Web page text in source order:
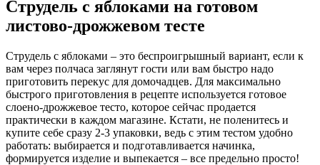
Струдель с яблоками на готовом
листово-дрожжевом тесте
Струдель с яблоками – это беспроигрышный вариант, если к
вам через полчаса заглянут гости или вам быстро надо
приготовить перекус для домочадцев. Для максимально
быстрого приготовления в рецепте используется готовое
слоено-дрожжевое тесто, которое сейчас продается
практически в каждом магазине. Кстати, не поленитесь и
купите себе сразу 2-3 упаковки, ведь с этим тестом удобно
работать: выбирается и подготавливается начинка,
формируется изделие и выпекается – все предельно просто!